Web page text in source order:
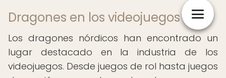
Dragones en los videojuegos
Los dragones nórdicos han encontrado un
lugar destacado en la industria de los
videojuegos. Desde juegos de rol hasta juegos